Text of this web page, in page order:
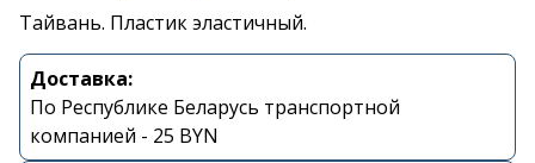
Тайвань. Пластик эластичный.
Доставка:
По Республике Беларусь транспортной
компанией - 25 BYN
Контакты